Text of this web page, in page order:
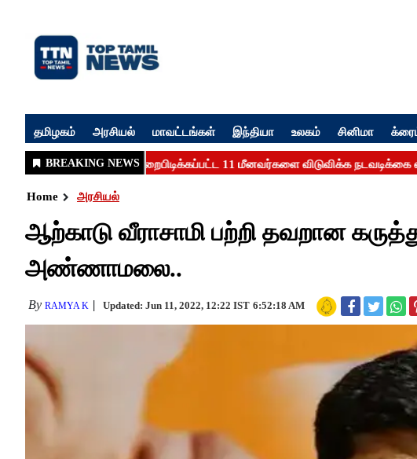
தமிழகம் அரசியல் மாவட்டங்கள் இந்தியா உலகம் சினிமா
Home அரசியல்
ஆற்காடு வீராசாமி பற்றி தவறான
அண்ணாமலை..
By RAMYA K Updated: Jun 11, 2022, 12:22 IST 6:52:18 AM